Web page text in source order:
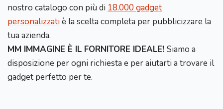
nostro catalogo con più di 18.000 gadget
personalizzatiè la scelta completa per pubblicizzare la
tua azienda.
MM IMMAGINE È IL FORNITORE IDEALE! Siamo a
disposizione per ogni richiesta e per aiutarti a trovare il
gadget perfetto per te.